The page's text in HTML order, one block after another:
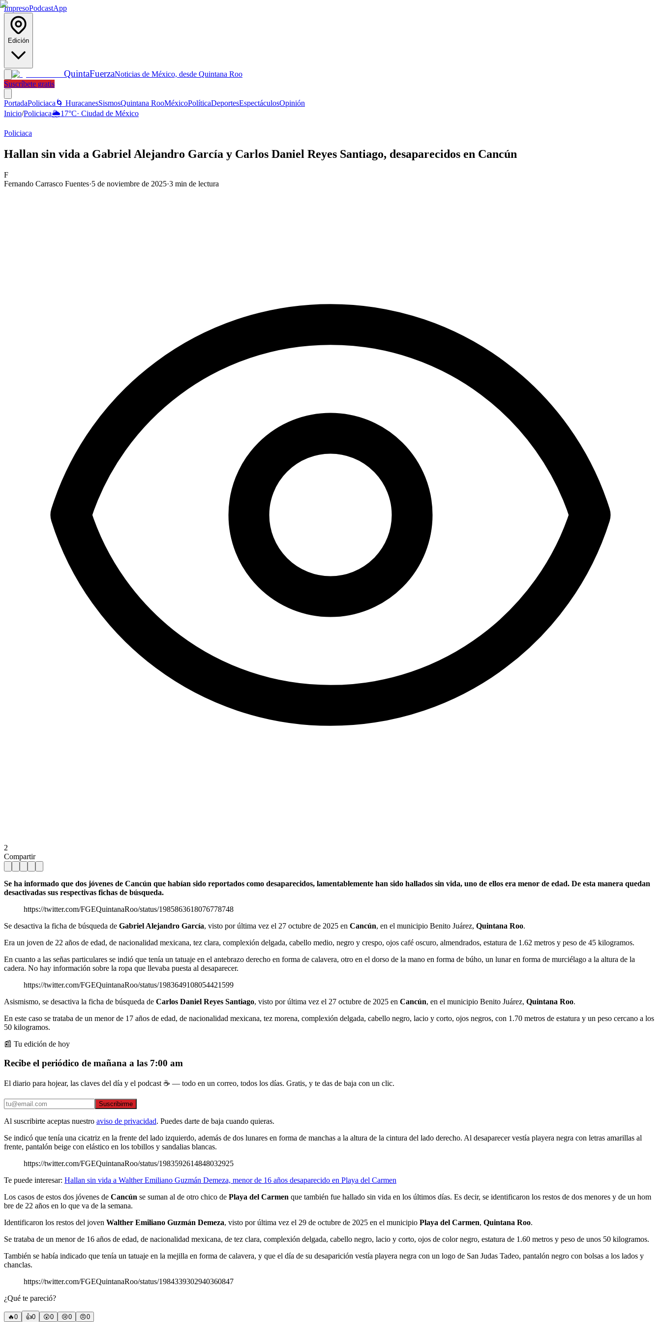
ImpresoPodcastApp
Edición
QuintaFuerzaNoticias de México, desde Quintana Roo
Suscríbete gratis
PortadaPoliciaca 🌀 HuracanesSismosQuintana RooMéxicoPolíticaDeportesEspectáculosOpinión
Inicio/Policiaca🌦️17°C· Ciudad de México
Policiaca
Hallan sin vida a Gabriel Alejandro García y Carlos Daniel Reyes Santiago, desaparecidos en Cancún
F
Fernando Carrasco Fuentes·5 de noviembre de 2025·3 min de lectura
2
Compartir
Se ha informado que dos jóvenes de Cancún que habían sido reportados como desaparecidos, lamentablemente han sido hallados sin vida, uno de ellos era menor de edad. De esta manera quedan
desactivadas sus respectivas fichas de búsqueda.
https://twitter.com/FGEQuintanaRoo/status/1985863618076778748
Se desactiva la ficha de búsqueda de Gabriel Alejandro García, visto por última vez el 27 octubre de 2025 en Cancún, en el municipio Benito Juárez, Quintana Roo.
Era un joven de 22 años de edad, de nacionalidad mexicana, tez clara, complexión delgada, cabello medio, negro y crespo, ojos café oscuro, almendrados, estatura de 1.62 metros y peso de 45 kilogramos.
En cuanto a las señas particulares se indió que tenía un tatuaje en el antebrazo derecho en forma de calavera, otro en el dorso de la mano en forma de búho, un lunar en forma de murciélago a la altura de la
cadera. No hay información sobre la ropa que llevaba puesta al desaparecer.
https://twitter.com/FGEQuintanaRoo/status/1983649108054421599
Asismismo, se desactiva la ficha de búsqueda de Carlos Daniel Reyes Santiago, visto por última vez el 27 octubre de 2025 en Cancún, en el municipio Benito Juárez, Quintana Roo.
En este caso se trataba de un menor de 17 años de edad, de nacionalidad mexicana, tez morena, complexión delgada, cabello negro, lacio y corto, ojos negros, con 1.70 metros de estatura y un peso cercano a los
50 kilogramos.
📰 Tu edición de hoy
Recibe el periódico de mañana a las 7:00 am
El diario para hojear, las claves del día y el podcast ☕ — todo en un correo, todos los días. Gratis, y te das de baja con un clic.
Suscribirme
Al suscribirte aceptas nuestro aviso de privacidad. Puedes darte de baja cuando quieras.
Se indicó que tenía una cicatriz en la frente del lado izquierdo, además de dos lunares en forma de manchas a la altura de la cintura del lado derecho. Al desaparecer vestía playera negra con letras amarillas al
frente, pantalón beige con elástico en los tobillos y sandalias blancas.
https://twitter.com/FGEQuintanaRoo/status/1983592614848032925
Te puede interesar: Hallan sin vida a Walther Emiliano Guzmán Demeza, menor de 16 años desaparecido en Playa del Carmen
Los casos de estos dos jóvenes de Cancún se suman al de otro chico de Playa del Carmen que también fue hallado sin vida en los últimos días. Es decir, se identificaron los restos de dos menores y de un hom
bre de 22 años en lo que va de la semana.
Identificaron los restos del joven Walther Emiliano Guzmán Demeza, visto por última vez el 29 de octubre de 2025 en el municipio Playa del Carmen, Quintana Roo.
Se trataba de un menor de 16 años de edad, de nacionalidad mexicana, de tez clara, complexión delgada, cabello negro, lacio y corto, ojos de color negro, estatura de 1.60 metros y peso de unos 50 kilogramos.
También se había indicado que tenía un tatuaje en la mejilla en forma de calavera, y que el día de su desaparición vestía playera negra con un logo de San Judas Tadeo, pantalón negro con bolsas a los lados y
chanclas.
https://twitter.com/FGEQuintanaRoo/status/1984339302940360847
¿Qué te pareció?
🔥0 👍0 😲0 😢0 😠0